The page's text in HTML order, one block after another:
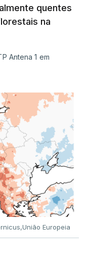
quentes
na
Antena 1 em
Europeia